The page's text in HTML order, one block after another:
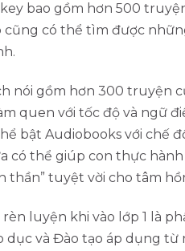
bao gồm hơn 500
cũng có thể tìm được
nói gồm hơn 300 truyện
quen với tốc độ và ngữ
bật Audiobooks với chế
có thể giúp con thực
thần” tuyệt vời cho tâm
luyện khi vào lớp 1 là
dục và Đào tạo áp dụng từ